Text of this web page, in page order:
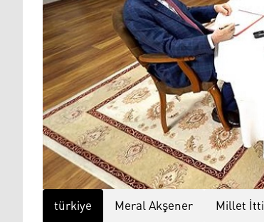
türkiye Meral Akşener Millet